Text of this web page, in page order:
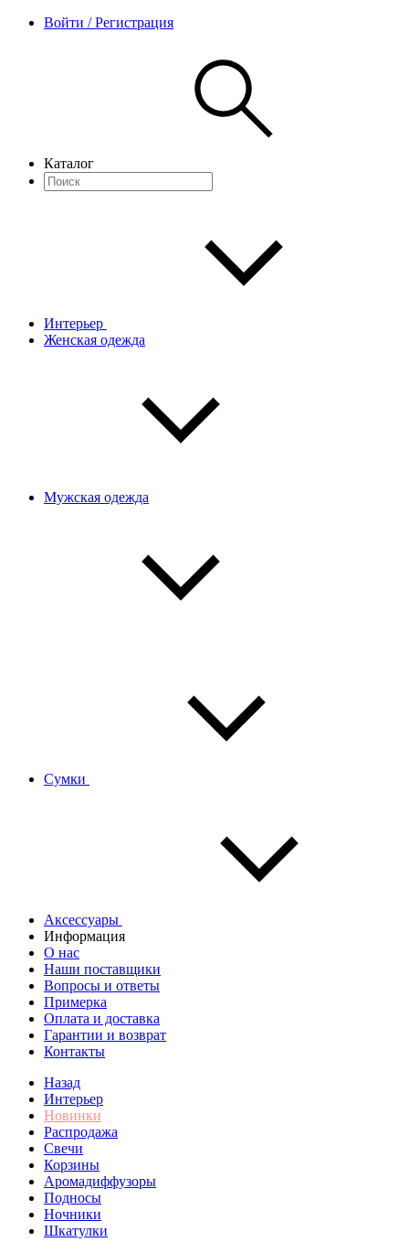
Войти / Регистрация
Каталог
Интерьер
Женская одежда
Мужская одежда
Сумки
Аксессуары
Информация
О нас
Наши поставщики
Вопросы и ответы
Примерка
Оплата и доставка
Гарантии и возврат
Контакты
Назад
Интерьер
Новинки
Распродажа
Свечи
Корзины
Аромадиффузоры
Подносы
Ночники
Шкатулки